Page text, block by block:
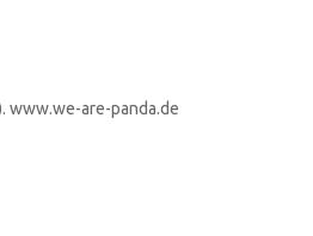
www.we-are-panda.de